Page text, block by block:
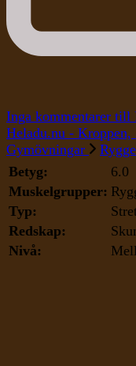
Inga kommentarer till
Heladu.nu -
Gymövningar
Betyg:
6.0
Muskelgrupper:
Typ:
Redskap:
Nivå: